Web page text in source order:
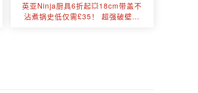
英亚Ninja厨具6折起💥18cm带盖不
沾煮锅史低仅需£35！ 超强破壁机